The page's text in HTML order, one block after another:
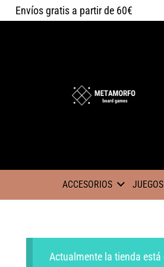
Envíos gratis a partir de 60€
ACCESORIOS
Actualmente la tienda